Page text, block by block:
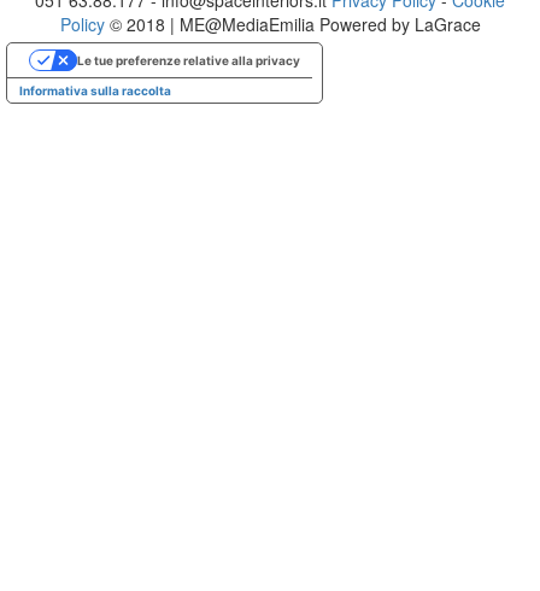
Policy© 2018 | ME@MediaEmilia Powered by LaGrace
Informativa sulla raccolta
Le tue preferenze relative alla privacy